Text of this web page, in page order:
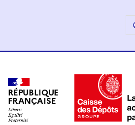
RÉPUBLIQUE
FRANÇAISE